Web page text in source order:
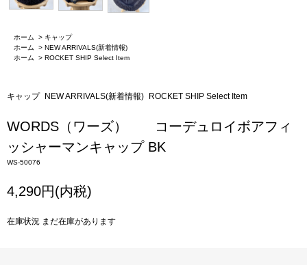
ホーム > キャップ
ホーム
> NEW ARRIVALS(新着情報)
ホーム
> ROCKET SHIP Select Item
キャップ NEW ARRIVALS(新着情報) ROCKET SHIP Select Item
WORDS（ワーズ） コーデュロイボアフィ
ッシャーマンキャップ BK
WS-50076
4,290円(内税)
在庫状況 まだ在庫があります